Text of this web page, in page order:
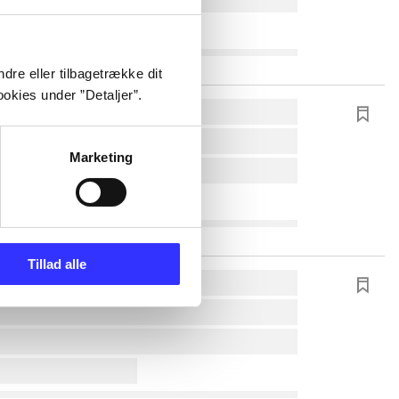
eller tilbagetrække dit
under ”Detaljer”.
Marketing
Tillad alle